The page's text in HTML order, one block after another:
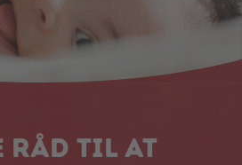
råd til at